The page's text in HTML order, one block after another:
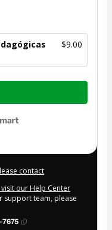
$9.00
contact
our Help Center
support team, please
7675